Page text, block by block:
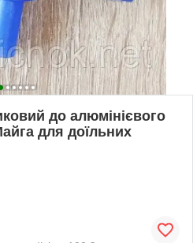
до алюмінієвого
для доїльних